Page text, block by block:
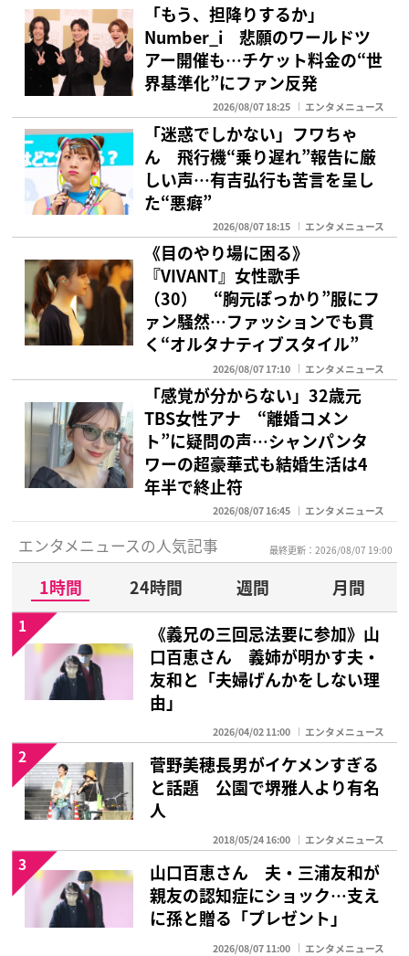
「もう、担降りするか」
Number_i 悲願のワールドツ
アー開催も…チケット料金の“世
界基準化”にファン反発
2026/08/07 18:25 エンタメニュース
「迷惑でしかない」フワちゃ
ん 飛行機“乗り遅れ”報告に厳
しい声…有吉弘行も苦言を呈し
た“悪癖”
2026/08/07 18:15 エンタメニュース
《目のやり場に困る》
『VIVANT』女性歌手
（30） “胸元ぽっかり”服にフ
ァン騒然…ファッションでも貫
く“オルタナティブスタイル”
2026/08/07 17:10 エンタメニュース
「感覚が分からない」32歳元
TBS女性アナ “離婚コメン
ト”に疑問の声…シャンパンタ
ワーの超豪華式も結婚生活は4
年半で終止符
2026/08/07 16:45 エンタメニュース
エンタメニュースの人気記事 最終更新：2026/08/07 19:00
1時間 24時間 週間
月間
《義兄の三回忌法要に参加》山
口百恵さん 義姉が明かす夫・
友和と「夫婦げんかをしない理
由」
2026/04/02 11:00 エンタメニュース
1
菅野美穂長男がイケメンすぎる
と話題 公園で堺雅人より有名
人
2018/05/24 16:00 エンタメニュース
2
山口百恵さん 夫・三浦友和が
親友の認知症にショック…支え
に孫と贈る「プレゼント」
2026/08/07 11:00 エンタメニュース
3